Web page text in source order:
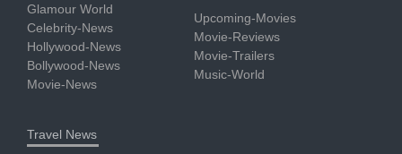
Glamour World
Celebrity-News
Hollywood-News
Bollywood-News
Movie-News
Upcoming-Movies
Movie-Reviews
Movie-Trailers
Music-World
Travel News